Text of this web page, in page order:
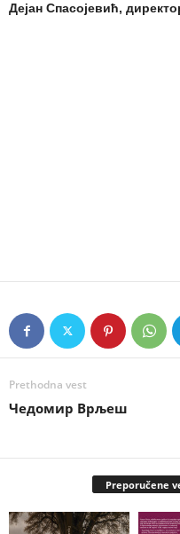
Дејан Спасојевић,
Prethodna vest
Чедомир Врљеш
Preporučene